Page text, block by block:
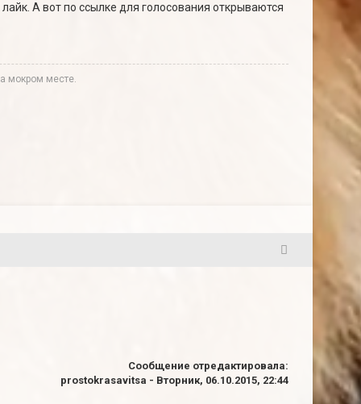
А вот по ссылке для голосования открываются
мокром месте.
Сообщение отредактировала:
prostokrasavitsa - Вторник, 06.10.2015, 22:44